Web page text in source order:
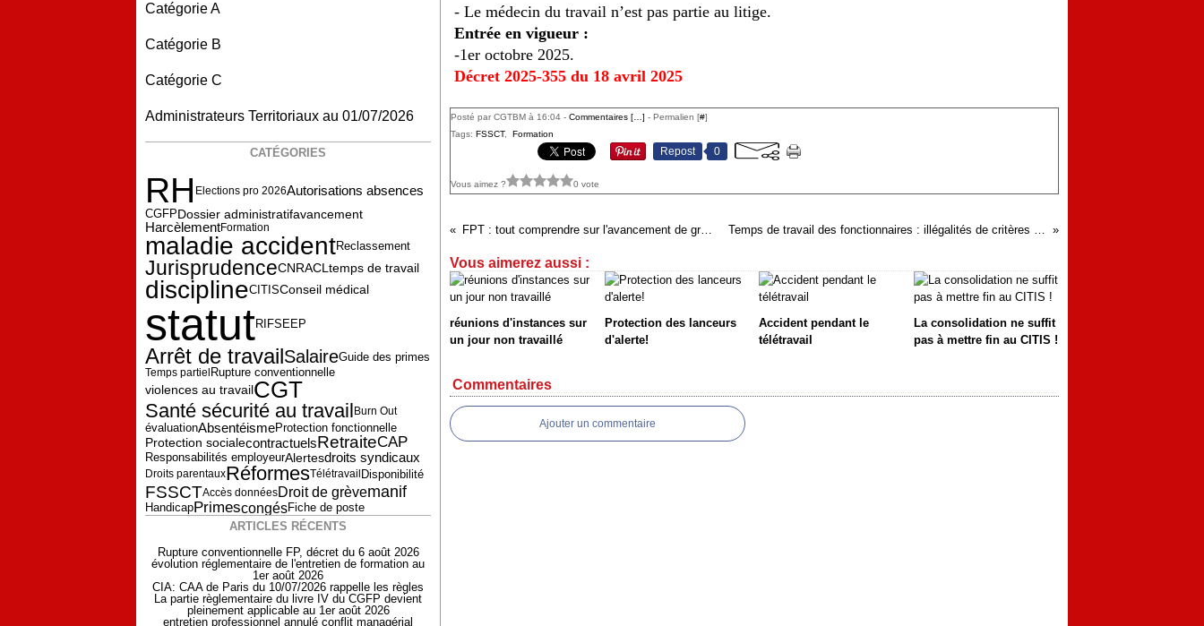
Catégorie A
Catégorie B
Catégorie C
Administrateurs Territoriaux au 01/07/2026
CATÉGORIES
RH Elections pro 2026Autorisations absences
CGFPDossier administratifavancement
HarcèlementFormation
maladie accidentReclassement
JurisprudenceCNRACL temps de travail
disciplineCITISConseil médical
statutRIFSEEP
Arrêt de travailSalaireGuide des primes
Temps partiel Rupture conventionnelle
violences au travailCGT
Santé sécurité au travail Burn Out
évaluationAbsentéismeProtection fonctionnelle
Protection socialecontractuelsRetraiteCAP
Responsabilités employeurAlertesdroits syndicaux
Droits parentauxRéformesTélétravail Disponibilité
FSSCTAccès donnéesDroit de grèvemanif
HandicapPrimescongésFiche de poste
ARTICLES RÉCENTS
Rupture conventionnelle FP, décret du 6 août 2026
évolution réglementaire de l'entretien de formation au
1er août 2026
CIA: CAA de Paris du 10/07/2026 rappelle les règles
La partie règlementaire du livre IV du CGFP devient
pleinement applicable au 1er août 2026
entretien professionnel annulé conflit managérial
- Le médecin du travail n’est pas partie au litige.
Entrée en vigueur :
-1er octobre 2025.
Décret 2025-355 du 18 avril 2025
Posté par CGTBM à 16:04 - Commentaires [ ] - Permalien [#]
Tags: FSSCT, Formation
Repost 0
Vous aimez ? 0 vote
FPT : tout comprendre sur l'avancement de grade (AVG) - Infographie CIG Temps de travail des fonctionnaires : illégalités de critères de réductions de temps de travail
Vous aimerez aussi :
réunions d'instances sur
un jour non travaillé
Protection des lanceurs
d'alerte!
Accident pendant le
télétravail
La consolidation ne suffit
pas à mettre fin au CITIS !
Commentaires
Ajouter un commentaire